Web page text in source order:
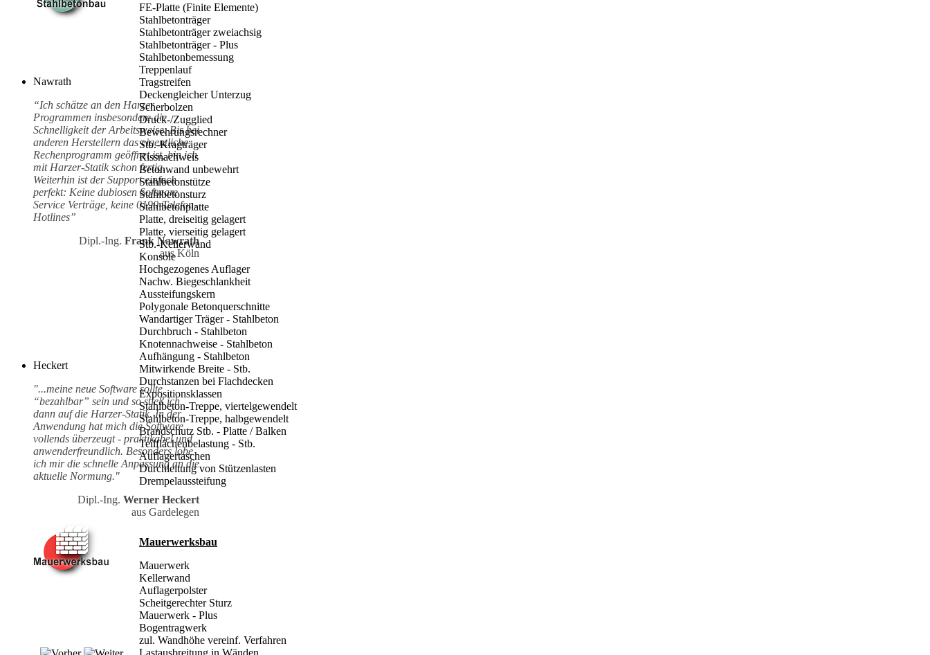
Nawrath
“Ich schätze an den Harzer
Programmen insbesondere die
Schnelligkeit der Arbeitsweise. Bis bei
anderen Herstellern das eigentliche
Rechenprogramm geöffnet ist, bin ich
mit Harzer-Statik schon fertig.
Weiterhin ist der Support einfach
perfekt: Keine dubiosen Software
Service Verträge, keine 0190-Telefon-
Hotlines”
Dipl.-Ing. Frank Nawrath
aus Köln
Heckert
"...meine neue Software sollte
“bezahlbar” sein und so stieß ich
dann auf die Harzer-Statik. In der
Anwendung hat mich die Software
vollends überzeugt - praktikabel und
anwenderfreundlich. Besonders lobe
ich mir die schnelle Anpassung an die
aktuelle Normung."
Dipl.-Ing. Werner Heckert
aus Gardelegen
FE-Platte (Finite Elemente)
Stahlbetonträger
Stahlbetonträger zweiachsig
Stahlbetonträger - Plus
Stahlbetonbemessung
Treppenlauf
Tragstreifen
Deckengleicher Unterzug
Scherbolzen
Druck-/Zugglied
Bewehrungsrechner
Stb.-Kragträger
Rissnachweis
Betonwand unbewehrt
Stahlbetonstütze
Stahlbetonsturz
Stahlbetonplatte
Platte, dreiseitig gelagert
Platte, vierseitig gelagert
Stb.-Kellerwand
Konsole
Hochgezogenes Auflager
Nachw. Biegeschlankheit
Aussteifungskern
Polygonale Betonquerschnitte
Wandartiger Träger - Stahlbeton
Durchbruch - Stahlbeton
Knotennachweise - Stahlbeton
Aufhängung - Stahlbeton
Mitwirkende Breite - Stb.
Durchstanzen bei Flachdecken
Expositionsklassen
Stahlbeton-Treppe, viertelgewendelt
Stahlbeton-Treppe, halbgewendelt
Brandschutz Stb. - Platte / Balken
Teilflächenbelastung - Stb.
Auflagertaschen
Durchleitung von Stützenlasten
Drempelaussteifung
Mauerwerksbau
Mauerwerk
Kellerwand
Auflagerpolster
Scheitgerechter Sturz
Mauerwerk - Plus
Bogentragwerk
zul. Wandhöhe vereinf. Verfahren
Lastausbreitung in Wänden